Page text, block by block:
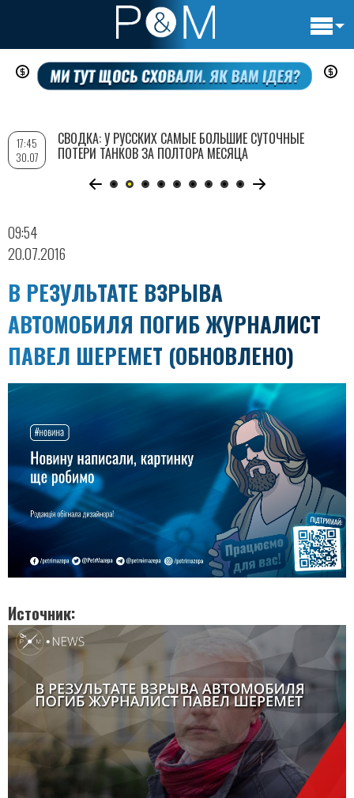
Перейти
содержанию
09:54
20.07.2016
В РЕЗУЛЬТАТЕ ВЗРЫВА
АВТОМОБИЛЯ ПОГИБ ЖУРНАЛИСТ
ПАВЕЛ ШЕРЕМЕТ (ОБНОВЛЕНО)
Источник
17:45
30.07
СВОДКА: У РУССКИХ САМЫЕ БОЛЬШИЕ СУТОЧНЫЕ
ПОТЕРИ ТАНКОВ ЗА ПОЛТОРА МЕСЯЦА